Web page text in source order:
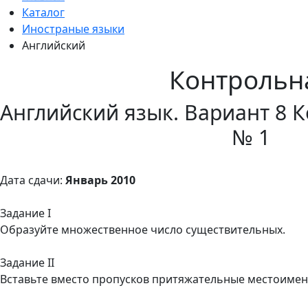
Каталог
Иностраные языки
Английский
Английский язык. Вариант 8
№ 1
Дата сдачи: Январь 2010
Задание I
Образуйте множественное число существительных.
Задание II
Вставьте вместо пропусков притяжательные